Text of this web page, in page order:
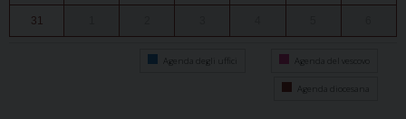
31
Agenda degli uffici Agenda del vescovo
Agenda diocesana